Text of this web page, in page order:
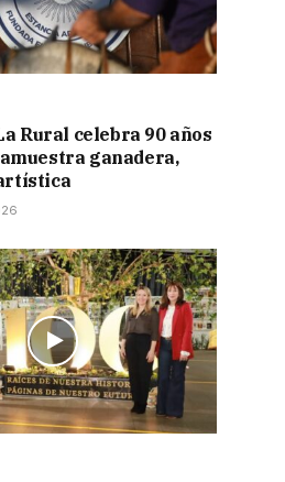
Rural celebra 90 años
ganadera,